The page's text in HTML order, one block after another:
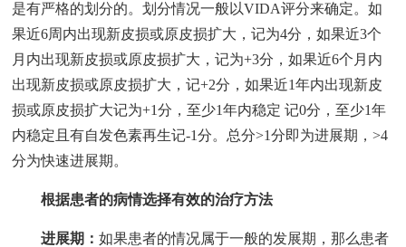
是有严格的划分的。划分情况一般以VIDA评分来确定。如
果近6周内出现新皮损或原皮损扩大，记为4分，如果近3个
月内出现新皮损或原皮损扩大，记为+3分，如果近6个月内
出现新皮损或原皮损扩大，记+2分，如果近1年内出现新皮
损或原皮损扩大记为+1分，至少1年内稳定 记0分，至少1年
内稳定且有自发色素再生记-1分。总分>1分即为进展期，>4
分为快速进展期。
根据患者的病情选择有效的治疗方法
进展期：如果患者的情况属于一般的发展期，那么患者